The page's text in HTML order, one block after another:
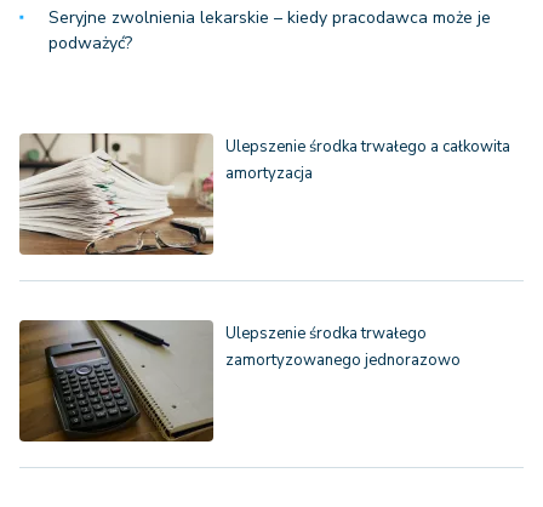
Seryjne zwolnienia lekarskie – kiedy pracodawca może je
podważyć?
Ulepszenie środka trwałego a całkowita
amortyzacja
Ulepszenie środka trwałego
zamortyzowanego jednorazowo